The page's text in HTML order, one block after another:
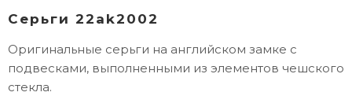
Серьги 22ak2002
Оригинальные серьги на английском замке с
подвесками, выполненными из элементов чешского
стекла.